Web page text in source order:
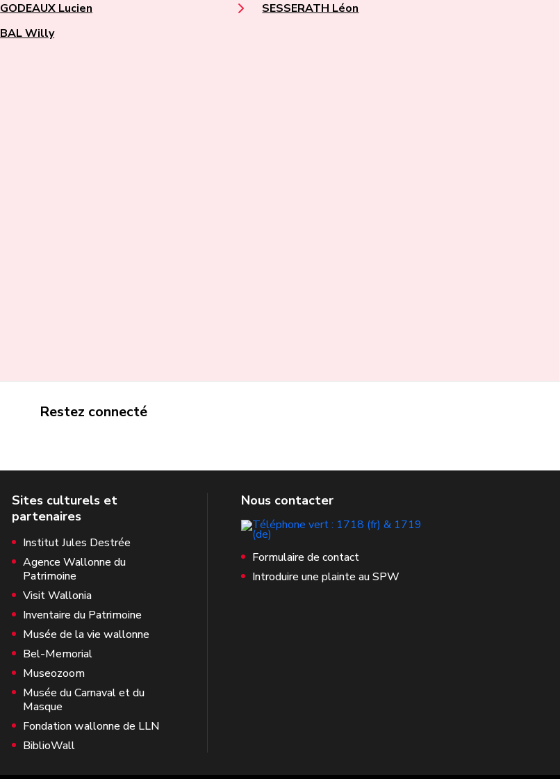
GODEAUX Lucien
BAL Willy
SESSERATH Léon
Restez connecté
Institut Jules Destrée
Agence Wallonne du
Patrimoine
Visit Wallonia
Inventaire du Patrimoine
Musée de la vie wallonne
Bel-Memorial
Museozoom
Musée du Carnaval et du
Masque
Fondation wallonne de LLN
BiblioWall
Formulaire de contact
Introduire une plainte au SPW